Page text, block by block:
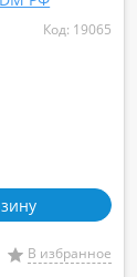
Код: 19065
В избранное